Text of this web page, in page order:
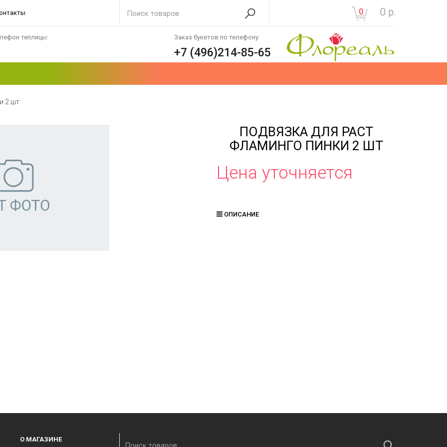
0 0 р.
теплицы: Заказ букетов по телефону
+7 (496)214-85-65
2 шт
ПОДВЯЗКА ДЛЯ РАСТ
ФЛАМИНГО ПИНКИ 2 ШТ
Цена уточняется
ОПИСАНИЕ
О МАГАЗИНЕ